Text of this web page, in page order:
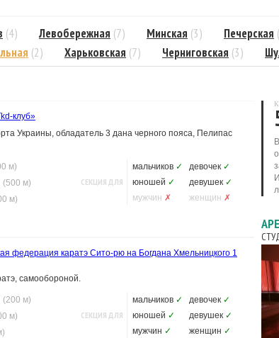
(4) Левобережная (7) Минская (3) Печерская
(2) Харьковская (7) Черниговская (3)
клуб»
Украины, обладатель 3 дана черного пояса, Пелипас
м)
(500 м)
м)
СЕКЦИЯ ДЛЯ
мальчиков ✓ девочек ✓
юношей ✓ девушек ✓
мужчин ✗ женщин ✗
федерация каратэ Сито-рю на Богдана Хмельницкого 1
самообороной.
(200 м)
м)
СЕКЦИЯ ДЛЯ
мальчиков ✓ девочек ✓
юношей ✓ девушек ✓
мужчин ✓ женщин ✓